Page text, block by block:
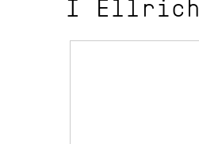
I Ellrich